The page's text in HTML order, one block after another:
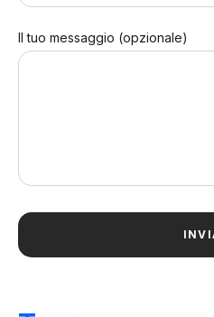
Il tuo messaggio (opzionale)